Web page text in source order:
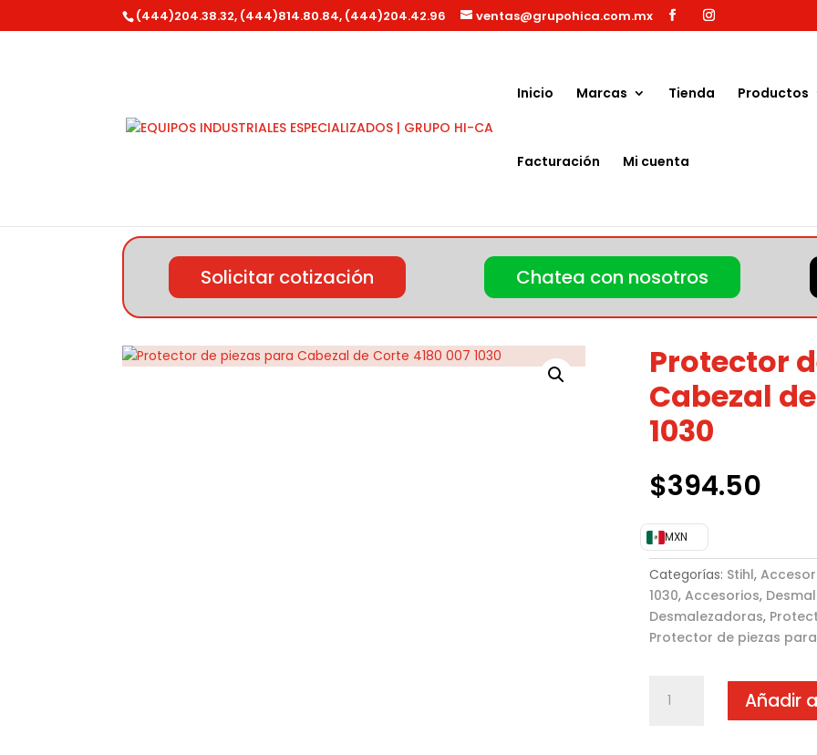
(444)204.38.32, (444)814.80.84, (444)204.42.96 ventas@grupohica.com.mx
Inicio Marcas Tienda Productos
Facturación Mi cuenta
Búsqueda
Solicitar cotización Chatea con nosotros
Protector
Cabezal
1030
$394.50
MXN
Categorías: Stihl,
1030, Accesorios,
Desmalezadoras,
Protector de piezas
Añadir